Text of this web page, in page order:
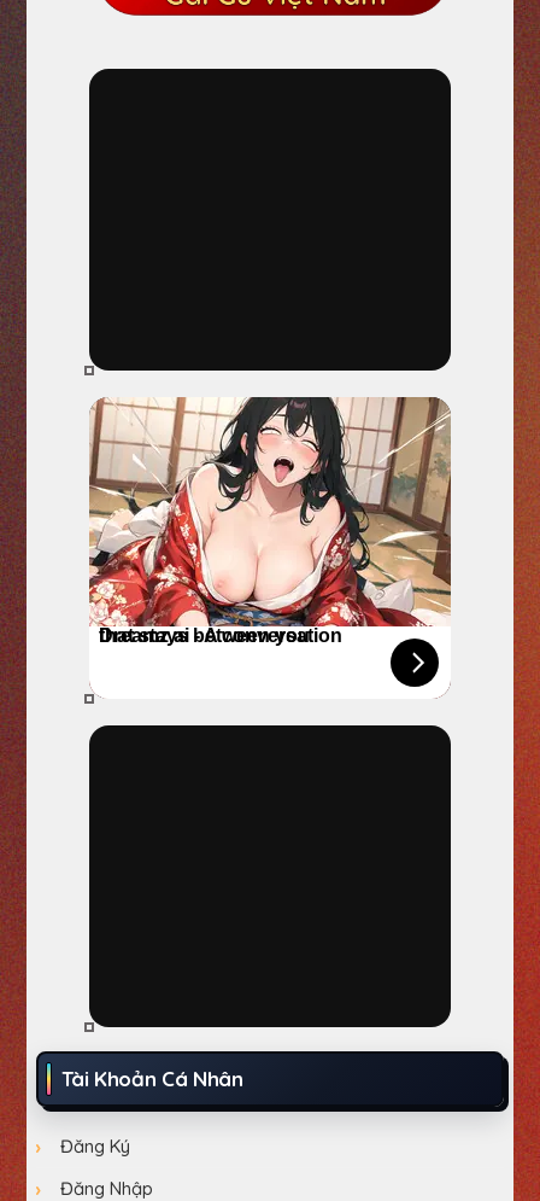
Tài Khoản Cá Nhân
Đăng Ký
Đăng Nhập